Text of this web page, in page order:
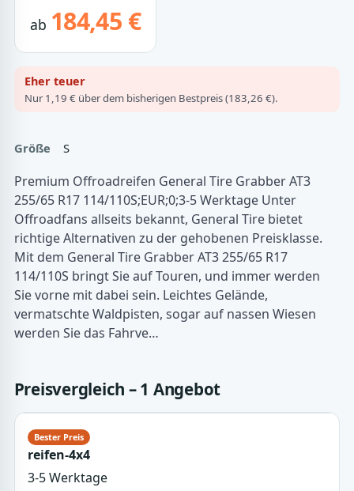
ab 184,45 €
Eher teuer
Nur 1,19 € über dem bisherigen Bestpreis (183,26 €).
Größe S
Premium Offroadreifen General Tire Grabber AT3
255/65 R17 114/110S;EUR;0;3-5 Werktage Unter
Offroadfans allseits bekannt, General Tire bietet
richtige Alternativen zu der gehobenen Preisklasse.
Mit dem General Tire Grabber AT3 255/65 R17
114/110S bringt Sie auf Touren, und immer werden
Sie vorne mit dabei sein. Leichtes Gelände,
vermatschte Waldpisten, sogar auf nassen Wiesen
werden Sie das Fahrve…
Preisvergleich – 1 Angebot
reifen-4x4
3-5 Werktage